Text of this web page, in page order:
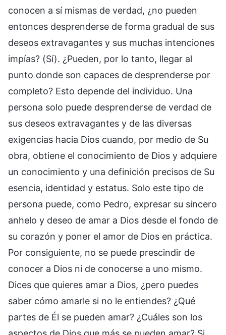
conocen a sí mismas de verdad, ¿no pueden
entonces desprenderse de forma gradual de sus
deseos extravagantes y sus muchas intenciones
impías? (Sí). ¿Pueden, por lo tanto, llegar al
punto donde son capaces de desprenderse por
completo? Esto depende del individuo. Una
persona solo puede desprenderse de verdad de
sus deseos extravagantes y de las diversas
exigencias hacia Dios cuando, por medio de Su
obra, obtiene el conocimiento de Dios y adquiere
un conocimiento y una definición precisos de Su
esencia, identidad y estatus. Solo este tipo de
persona puede, como Pedro, expresar su sincero
anhelo y deseo de amar a Dios desde el fondo de
su corazón y poner el amor de Dios en práctica.
Por consiguiente, no se puede prescindir de
conocer a Dios ni de conocerse a uno mismo.
Dices que quieres amar a Dios, ¿pero puedes
saber cómo amarle si no le entiendes? ¿Qué
partes de Él se pueden amar? ¿Cuáles son los